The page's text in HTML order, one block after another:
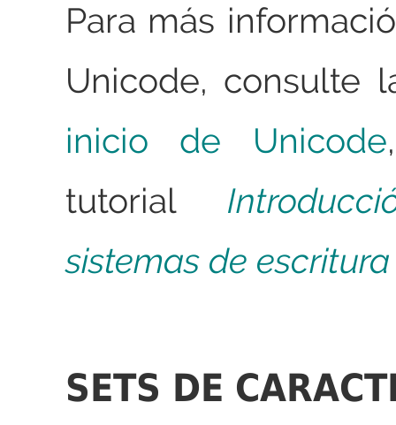
Para más
Unicode, consulte
inicio de Unicode
tutorial
sistemas de
SETS DE